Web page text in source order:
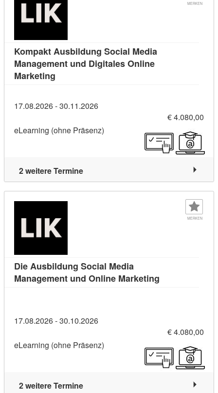
MERKEN
Kompakt Ausbildung Social Media
Management und Digitales Online
Marketing
17.08.2026 - 30.11.2026
€ 4.080,00
eLearning (ohne Präsenz)
2 weitere Termine
MERKEN
Die Ausbildung Social Media
Management und Online Marketing
17.08.2026 - 30.10.2026
€ 4.080,00
eLearning (ohne Präsenz)
2 weitere Termine